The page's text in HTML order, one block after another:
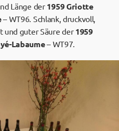
Länge der 1959 Griotte
– WT96. Schlank, druckvoll,
und guter Säure der 1959
Labaume– WT97.